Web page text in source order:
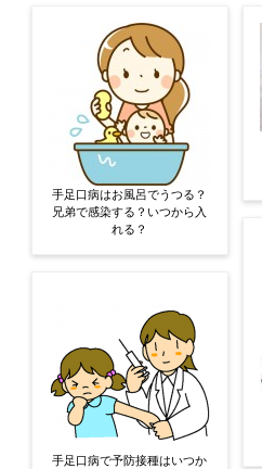
手足口病はお風呂でうつる？
兄弟で感染する？いつから入
れる？
手足口病で予防接種はいつか